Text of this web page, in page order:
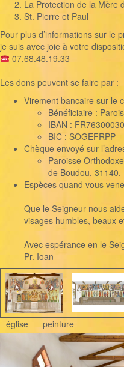
La Protection de la Mère
St. Pierre et Paul
Pour plus d’informations sur le
je suis avec joie à votre
07.68.48.19.33
Les dons peuvent se faire par :
Virement bancaire sur le
Bénéficiaire :
IBAN :
BIC : SOGEFRPP
Chèque envoyé sur
Paroisse
de Boudou,
Espèces quand vous
Que le Seigneur nous
visages humbles, beaux
Avec espérance en le
Pr. Ioan
église peinture